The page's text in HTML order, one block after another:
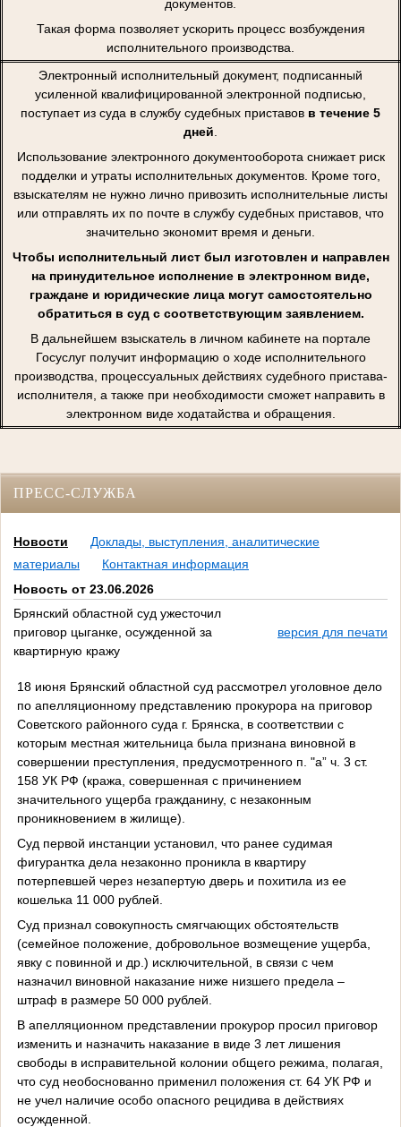
документов.
Такая форма позволяет ускорить процесс возбуждения
исполнительного производства.
Электронный исполнительный документ, подписанный
усиленной квалифицированной электронной подписью,
поступает из суда в службу судебных приставов в течение 5
дней
Использование электронного документооборота снижает риск
подделки и утраты исполнительных документов. Кроме того,
взыскателям не нужно лично привозить исполнительные листы
или отправлять их по почте в службу судебных приставов, что
значительно экономит время и деньги.
Чтобы исполнительный лист был изготовлен и направлен
на принудительное исполнение в электронном виде,
граждане и юридические лица могут самостоятельно
обратиться в суд с соответствующим заявлением.
В дальнейшем взыскатель в личном кабинете на портале
Госуслуг получит информацию о ходе исполнительного
производства, процессуальных действиях судебного пристава-
исполнителя, а также при необходимости сможет направить в
электронном виде ходатайства и обращения.
ПРЕСС-СЛУЖБА
Новости
Доклады, выступления, аналитические
материалы
Контактная информация
Новость от 23.06.2026
Брянский областной суд ужесточил
приговор цыганке, осужденной за
квартирную кражу
версия для печати
18 июня Брянский областной суд рассмотрел уголовное дело
по апелляционному представлению прокурора на приговор
Советского районного суда г. Брянска, в соответствии с
которым местная жительница была признана виновной в
совершении преступления, предусмотренного п. "а” ч. 3 ст.
158 УК РФ (кража, совершенная с причинением
значительного ущерба гражданину, с незаконным
проникновением в жилище).
Суд первой инстанции установил, что ранее судимая
фигурантка дела незаконно проникла в квартиру
потерпевшей через незапертую дверь и похитила из ее
кошелька 11 000 рублей.
Суд признал совокупность смягчающих обстоятельств
(семейное положение, добровольное возмещение ущерба,
явку с повинной и др.) исключительной, в связи с чем
назначил виновной наказание ниже низшего предела –
штраф в размере 50 000 рублей.
В апелляционном представлении прокурор просил приговор
изменить и назначить наказание в виде 3 лет лишения
свободы в исправительной колонии общего режима, полагая,
что суд необоснованно применил положения ст. 64 УК РФ и
не учел наличие особо опасного рецидива в действиях
осужденной.